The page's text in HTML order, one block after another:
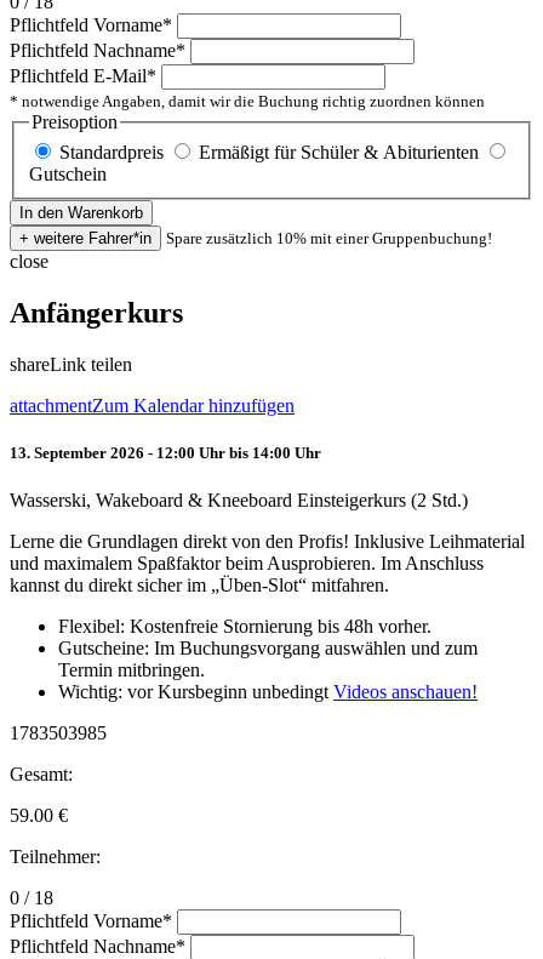
Pflichtfeld Vorname*
Pflichtfeld Nachname*
Pflichtfeld E-Mail*
* notwendige Angaben, damit wir die Buchung richtig zuordnen können
Preisoption
Standardpreis
Ermäßigt für Schüler & Abiturienten
Gutschein
Spare zusätzlich 10% mit einer Gruppenbuchung!
close
Anfängerkurs
shareLink teilen
attachmentZum Kalendar hinzufügen
13. September 2026 - 12:00 Uhr bis 14:00 Uhr
Wasserski, Wakeboard & Kneeboard Einsteigerkurs (2 Std.)
Lerne die Grundlagen direkt von den Profis! Inklusive Leihmaterial
und maximalem Spaßfaktor beim Ausprobieren. Im Anschluss
kannst du direkt sicher im „Üben-Slot“ mitfahren.
Flexibel: Kostenfreie Stornierung bis 48h vorher.
Gutscheine: Im Buchungsvorgang auswählen und zum
Termin mitbringen.
Wichtig: vor Kursbeginn unbedingtVideos anschauen!
1783503985
Gesamt:
59.00 €
Teilnehmer:
0 / 18
Pflichtfeld Vorname*
Pflichtfeld Nachname*